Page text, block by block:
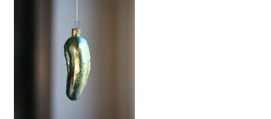
Partisan of Landscaping / Kraštovaizdžio partizanas /
Video rental / Videonuoma / 2012